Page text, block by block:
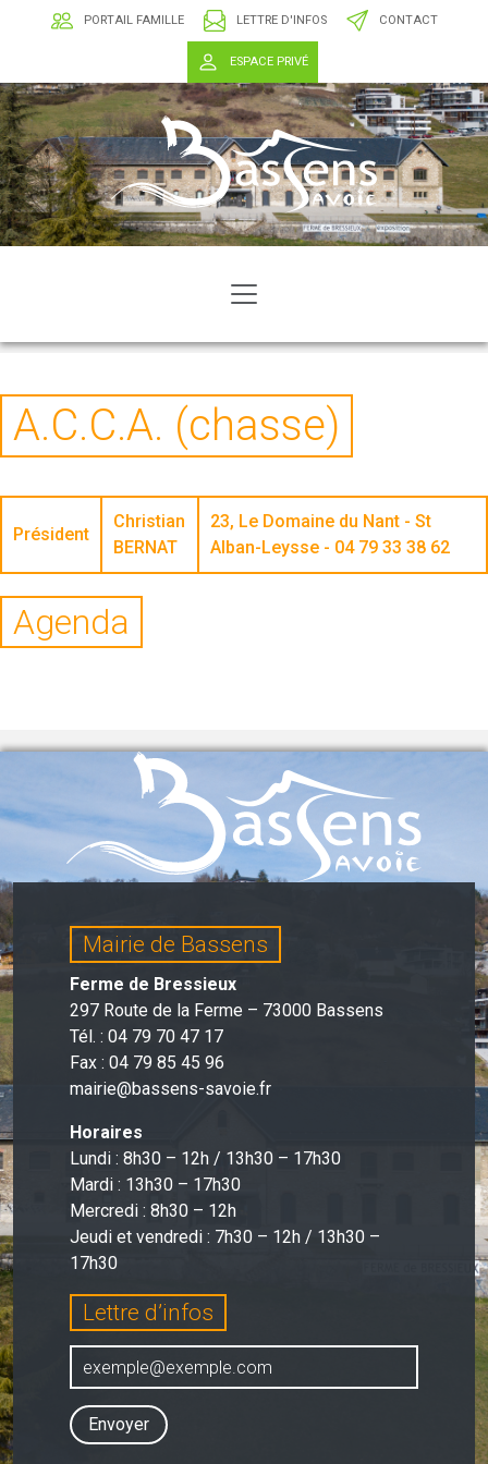
PORTAIL FAMILLE LETTRE D'INFOS CONTACT
ESPACE PRIVÉ
A.C.C.A. (chasse)
Président
Christian
BERNAT
23, Le Domaine du Nant - St
Alban-Leysse - 04 79 33 38 62
Agenda
Mairie de Bassens
Ferme de Bressieux
297 Route de la Ferme – 73000 Bassens
Tél. : 04 79 70 47 17
Fax : 04 79 85 45 96
mairie@bassens-savoie.fr
Horaires
Lundi : 8h30 – 12h / 13h30 – 17h30
Mardi : 13h30 – 17h30
Mercredi : 8h30 – 12h
Jeudi et vendredi : 7h30 – 12h / 13h30 –
17h30
Lettre d’infos
Envoyer